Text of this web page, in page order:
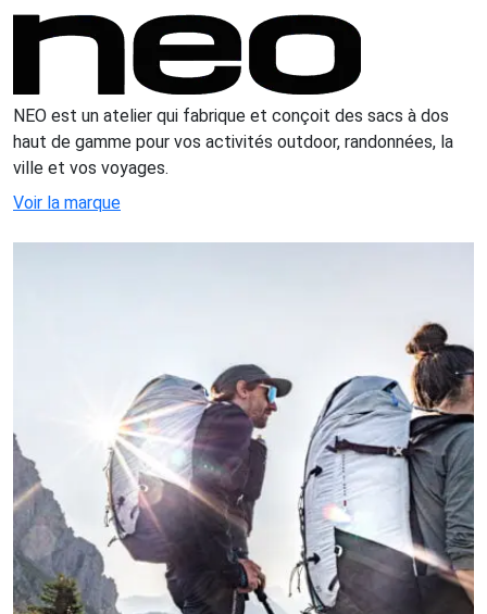
NEO est un atelier qui fabrique et conçoit des sacs à dos
haut de gamme pour vos activités outdoor, randonnées, la
ville et vos voyages.
Voir la marque